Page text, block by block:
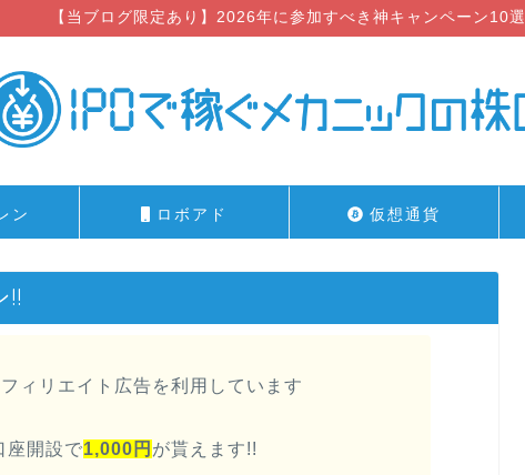
【当ブログ限定あり】2026年に参加すべき神キャンペーン10選
ン ロボアド 仮想通貨
!!
ィリエイト広告を利用しています
座開設で1,000円 が貰えます!!